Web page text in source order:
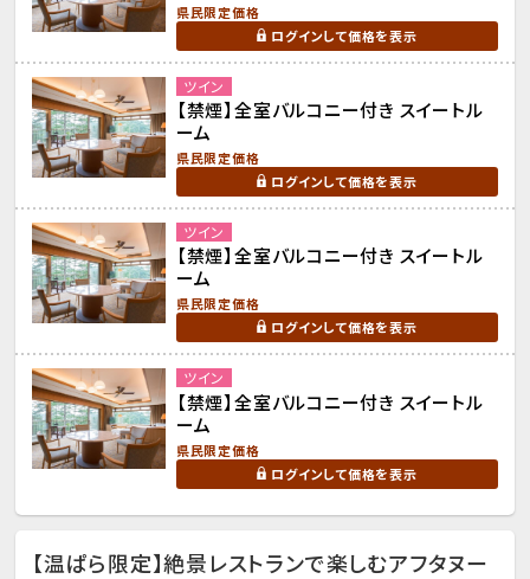
県民限定価格
ログインして価格を表示
ツイン
【禁煙】全室バルコニー付き スイートル
ーム
県民限定価格
ログインして価格を表示
ツイン
【禁煙】全室バルコニー付き スイートル
ーム
県民限定価格
ログインして価格を表示
ツイン
【禁煙】全室バルコニー付き スイートル
ーム
県民限定価格
ログインして価格を表示
【温ぱら限定】絶景レストランで楽しむアフタヌー